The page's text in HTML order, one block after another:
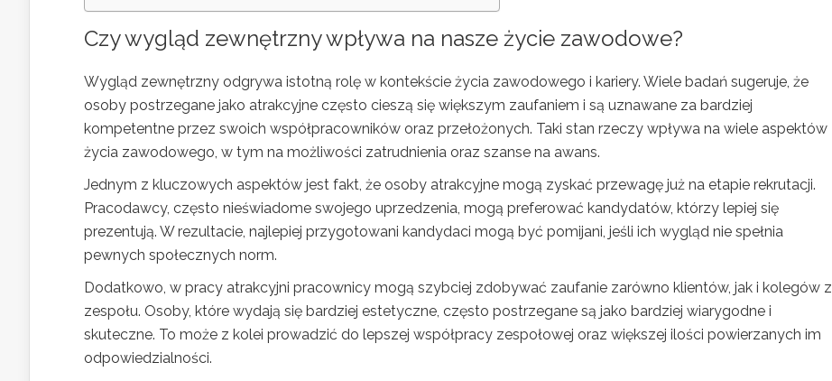
Czy wygląd zewnętrzny wpływa na nasze życie zawodowe?
Wygląd zewnętrzny odgrywa istotną rolę w kontekście życia zawodowego i kariery. Wiele badań sugeruje, że
osoby postrzegane jako atrakcyjne często cieszą się większym zaufaniem i są uznawane za bardziej
kompetentne przez swoich współpracowników oraz przełożonych. Taki stan rzeczy wpływa na wiele aspektów
życia zawodowego, w tym na możliwości zatrudnienia oraz szanse na awans.
Jednym z kluczowych aspektów jest fakt, że osoby atrakcyjne mogą zyskać przewagę już na etapie rekrutacji.
Pracodawcy, często nieświadome swojego uprzedzenia, mogą preferować kandydatów, którzy lepiej się
prezentują. W rezultacie, najlepiej przygotowani kandydaci mogą być pomijani, jeśli ich wygląd nie spełnia
pewnych społecznych norm.
Dodatkowo, w pracy atrakcyjni pracownicy mogą szybciej zdobywać zaufanie zarówno klientów, jak i kolegów z
zespołu. Osoby, które wydają się bardziej estetyczne, często postrzegane są jako bardziej wiarygodne i
skuteczne. To może z kolei prowadzić do lepszej współpracy zespołowej oraz większej ilości powierzanych im
odpowiedzialności.